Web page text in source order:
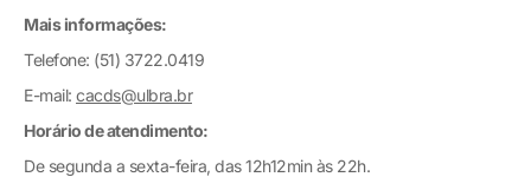
Extensão
Infraestrutura e Serviços
Inovação
Sobre a ULBRA
Mais informações:
Telefone: (51) 3722.0419
E-mail: cacds@ulbra.br
Horário de atendimento:
De segunda a sexta-feira, das 12h12min às 22h.